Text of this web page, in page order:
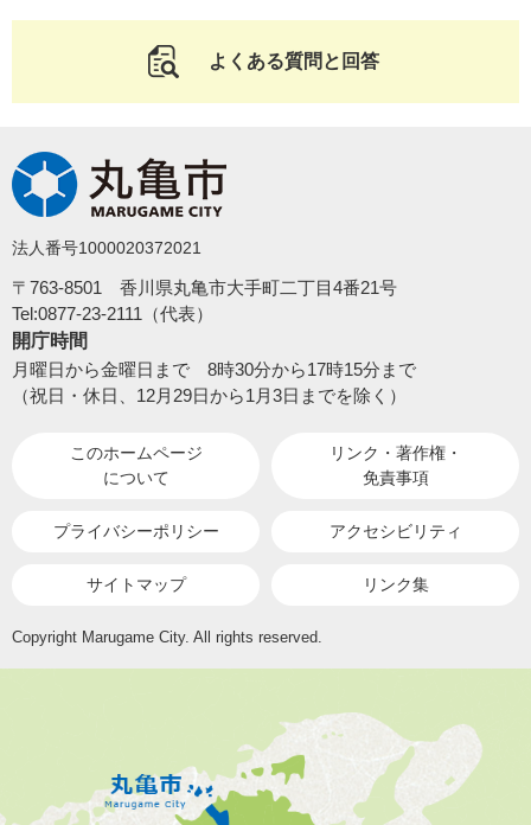
よくある質問と回答
法人番号1000020372021
〒763-8501 香川県丸亀市大手町二丁目4番21号
Tel:0877-23-2111（代表）
開庁時間
月曜日から金曜日まで 8時30分から17時15分まで
（祝日・休日、12月29日から1月3日までを除く）
このホームページ
について
リンク・著作権・
免責事項
プライバシーポリシー アクセシビリティ
サイトマップ リンク集
Copyright Marugame City. All rights reserved.